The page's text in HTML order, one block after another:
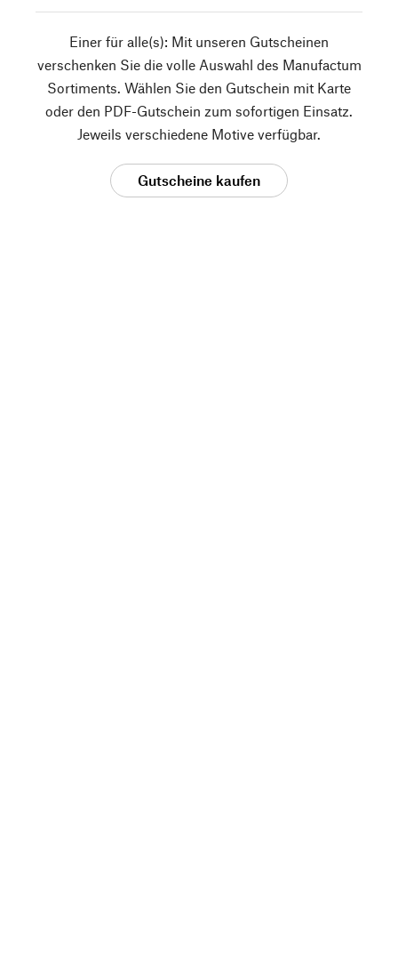
Einer für alle(s): Mit unseren Gutscheinen
verschenken Sie die volle Auswahl des Manufactum
Sortiments. Wählen Sie den Gutschein mit Karte
oder den PDF-Gutschein zum sofortigen Einsatz.
Jeweils verschiedene Motive verfügbar.
Gutscheine kaufen